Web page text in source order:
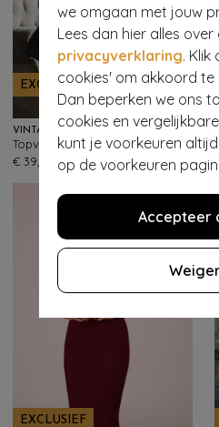
we omgaan met jouw
Lees dan hier alles over
privacyverklaring. Klik
cookies' om akkoord te
Dan beperken we ons
cookies en
kunt je voorkeuren
op de voorkeuren
Accepteer
EXCLUSIEF
Topvintage exclusive ~ Loreen bengaline krijtstreep pencil rok in zwart en wit
€ 39,95
240
EXCLUSIEF